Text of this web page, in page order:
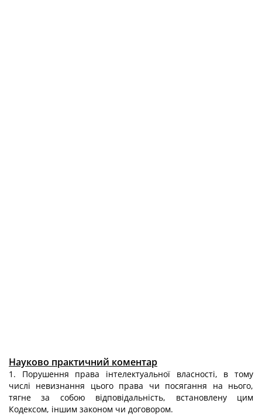
Науково практичний коментар
1. Порушення права інтелектуальної власності, в тому
числі невизнання цього права чи посягання на нього,
тягне за собою відповідальність, встановлену цим
Кодексом, іншим законом чи договором.